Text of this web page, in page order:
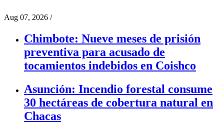
Aug 07, 2026 /
Chimbote: Nueve meses de prisión
preventiva para acusado de
tocamientos indebidos en Coishco
Asunción: Incendio forestal consume
30 hectáreas de cobertura natural en
Chacas